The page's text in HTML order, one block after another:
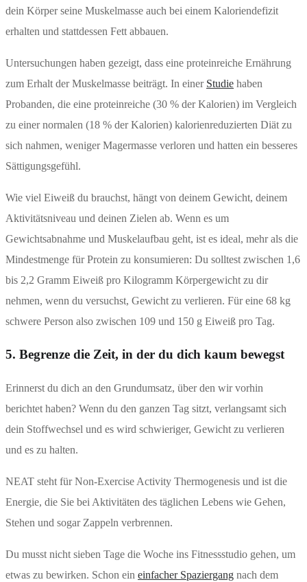
dein Körper seine Muskelmasse auch bei einem Kaloriendefizit
erhalten und stattdessen Fett abbauen.
Untersuchungen haben gezeigt, dass eine proteinreiche Ernährung
zum Erhalt der Muskelmasse beiträgt. In einer Studie haben
Probanden, die eine proteinreiche (30 % der Kalorien) im Vergleich
zu einer normalen (18 % der Kalorien) kalorienreduzierten Diät zu
sich nahmen, weniger Magermasse verloren und hatten ein besseres
Sättigungsgefühl.
Wie viel Eiweiß du brauchst, hängt von deinem Gewicht, deinem
Aktivitätsniveau und deinen Zielen ab. Wenn es um
Gewichtsabnahme und Muskelaufbau geht, ist es ideal, mehr als die
Mindestmenge für Protein zu konsumieren: Du solltest zwischen 1,6
bis 2,2 Gramm Eiweiß pro Kilogramm Körpergewicht zu dir
nehmen, wenn du versuchst, Gewicht zu verlieren. Für eine 68 kg
schwere Person also zwischen 109 und 150 g Eiweiß pro Tag.
5. Begrenze die Zeit, in der du dich kaum bewegst
Erinnerst du dich an den Grundumsatz, über den wir vorhin
berichtet haben? Wenn du den ganzen Tag sitzt, verlangsamt sich
dein Stoffwechsel und es wird schwieriger, Gewicht zu verlieren
und es zu halten.
NEAT steht für Non-Exercise Activity Thermogenesis und ist die
Energie, die Sie bei Aktivitäten des täglichen Lebens wie Gehen,
Stehen und sogar Zappeln verbrennen.
Du musst nicht sieben Tage die Woche ins Fitnessstudio gehen, um
etwas zu bewirken. Schon ein einfacher Spaziergang nach dem